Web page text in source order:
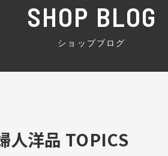
SHOP BLOG
ショップブログ
人洋品 TOPICS